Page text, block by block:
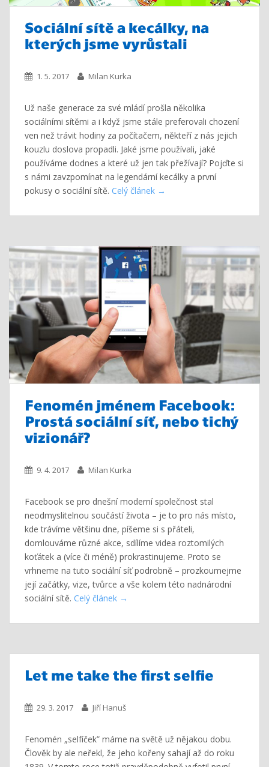
Sociální sítě a kecálky, na
kterých jsme vyrůstali
1. 5. 2017 Milan Kurka
Už naše generace za své mládí prošla několika
sociálními sítěmi a i když jsme stále preferovali chození
ven než trávit hodiny za počítačem, někteří z nás jejich
kouzlu doslova propadli. Jaké jsme používali, jaké
používáme dodnes a které už jen tak přežívají? Pojďte si
s námi zavzpomínat na legendární kecálky a první
pokusy o sociální sítě. Celý článek
Fenomén jménem Facebook:
Prostá sociální síť, nebo tichý
vizionář?
9. 4. 2017 Milan Kurka
Facebook se pro dnešní moderní společnost stal
neodmyslitelnou součástí života – je to pro nás místo,
kde trávíme většinu dne, píšeme si s přáteli,
domlouváme různé akce, sdílíme videa roztomilých
koťátek a (více či méně) prokrastinujeme. Proto se
vrhneme na tuto sociální síť podrobně – prozkoumejme
její začátky, vize, tvůrce a vše kolem této nadnárodní
sociální sítě. Celý článek
Let me take the first selfie
29. 3. 2017 Jiří Hanuš
Fenomén „selfíček” máme na světě už nějakou dobu.
Člověk by ale neřekl, že jeho kořeny sahají až do roku